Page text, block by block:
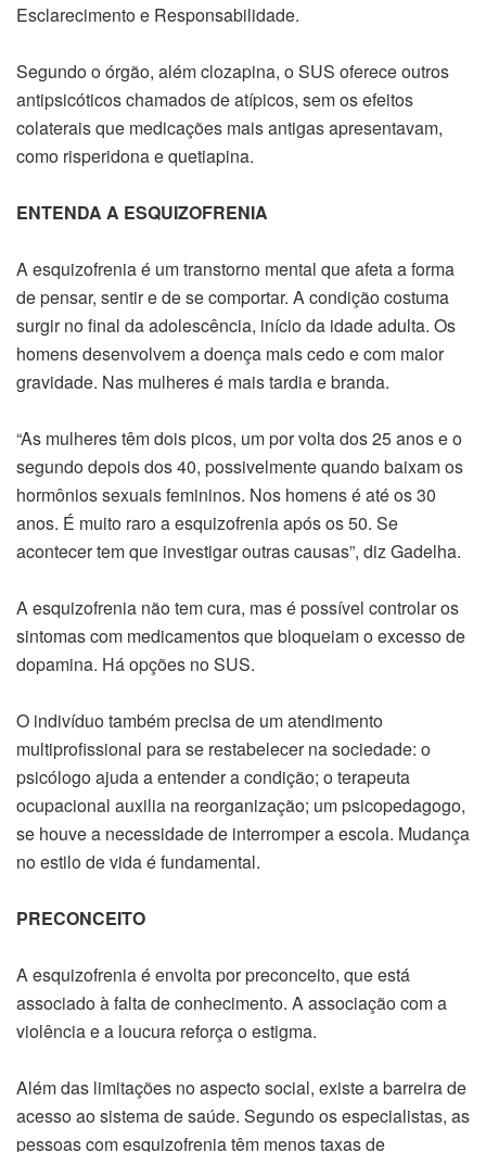
Esclarecimento e Responsabilidade.
Segundo o órgão, além clozapina, o SUS oferece outros
antipsicóticos chamados de atípicos, sem os efeitos
colaterais que medicações mais antigas apresentavam,
como risperidona e quetiapina.
ENTENDA A ESQUIZOFRENIA
A esquizofrenia é um transtorno mental que afeta a forma
de pensar, sentir e de se comportar. A condição costuma
surgir no final da adolescência, início da idade adulta. Os
homens desenvolvem a doença mais cedo e com maior
gravidade. Nas mulheres é mais tardia e branda.
“As mulheres têm dois picos, um por volta dos 25 anos e o
segundo depois dos 40, possivelmente quando baixam os
hormônios sexuais femininos. Nos homens é até os 30
anos. É muito raro a esquizofrenia após os 50. Se
acontecer tem que investigar outras causas”, diz Gadelha.
A esquizofrenia não tem cura, mas é possível controlar os
sintomas com medicamentos que bloqueiam o excesso de
dopamina. Há opções no SUS.
O indivíduo também precisa de um atendimento
multiprofissional para se restabelecer na sociedade: o
psicólogo ajuda a entender a condição; o terapeuta
ocupacional auxilia na reorganização; um psicopedagogo,
se houve a necessidade de interromper a escola. Mudança
no estilo de vida é fundamental.
PRECONCEITO
A esquizofrenia é envolta por preconceito, que está
associado à falta de conhecimento. A associação com a
violência e a loucura reforça o estigma.
Além das limitações no aspecto social, existe a barreira de
acesso ao sistema de saúde. Segundo os especialistas, as
pessoas com esquizofrenia têm menos taxas de